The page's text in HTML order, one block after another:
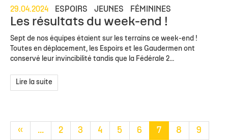
29.04.2024 ESPOIRS JEUNES FÉMININES
Les résultats du week-end !
Sept de nos équipes étaient sur les terrains ce week-end !
Toutes en déplacement, les Espoirs et les Gaudermen ont
conservé leur invincibilité tandis que la Fédérale 2...
Lire la suite
« ... 2 3 4 5 6 7 8 9